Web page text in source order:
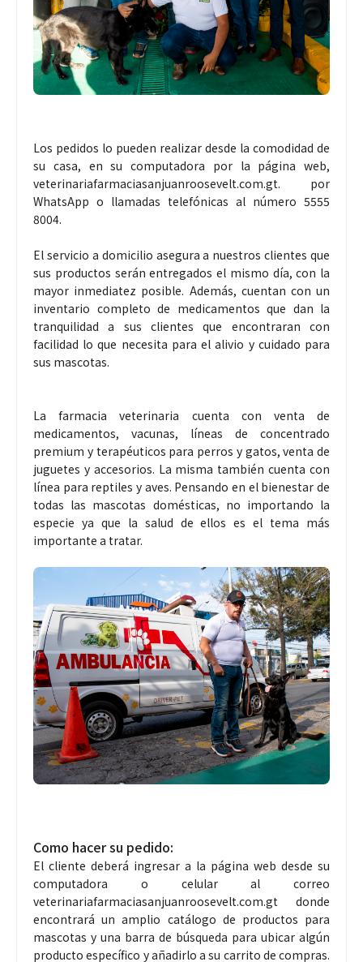
Los pedidos lo pueden realizar desde la comodidad de
su casa, en su computadora por la página web,
veterinariafarmaciasanjuanroosevelt.com.gt. por
WhatsApp o llamadas telefónicas al número 5555
8004.
El servicio a domicilio asegura a nuestros clientes que
sus productos serán entregados el mismo día, con la
mayor inmediatez posible. Además, cuentan con un
inventario completo de medicamentos que dan la
tranquilidad a sus clientes que encontraran con
facilidad lo que necesita para el alivio y cuidado para
sus mascotas.
La farmacia veterinaria cuenta con venta de
medicamentos, vacunas, líneas de concentrado
premium y terapéuticos para perros y gatos, venta de
juguetes y accesorios. La misma también cuenta con
línea para reptiles y aves. Pensando en el bienestar de
todas las mascotas domésticas, no importando la
especie ya que la salud de ellos es el tema más
importante a tratar.
Como hacer su pedido:
El cliente deberá ingresar a la página web desde su
computadora o celular al correo
veterinariafarmaciasanjuanroosevelt.com.gt donde
encontrará un amplio catálogo de productos para
mascotas y una barra de búsqueda para ubicar algún
producto específico y añadirlo a su carrito de compras.